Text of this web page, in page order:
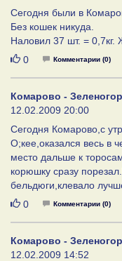
Сегодня были в
Без кошек никуда.
Наловил 37 шт. = 0,7кг.
Нравится
0 Комментарии (0)
Комарово -
12.02.2009 20:00
Сегодня Комарово,с
О;кее,оказался весь в
место дальше к
корюшку сразу
бельдюги,клевало
Нравится
0 Комментарии (0)
Комарово -
12.02.2009 14:52